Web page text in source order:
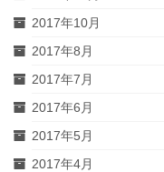
2017年10月
2017年8月
2017年7月
2017年6月
2017年5月
2017年4月